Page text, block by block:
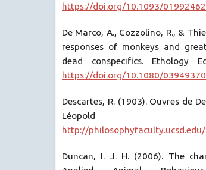
https://doi.org/10.1093/
De Marco, A., Cozzolino, R., &
responses of monkeys and
dead conspecifics. Ethology
https://doi.org/10.1080/
Descartes, R. (1903). Ouvres de
http://
Duncan, I. J. H. (2006). The